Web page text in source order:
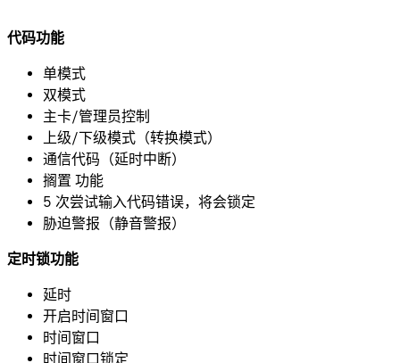
代码功能
单模式
双模式
主卡/管理员控制
上级/下级模式（转换模式）
通信代码（延时中断）
搁置 功能
5 次尝试输入代码错误，将会锁定
胁迫警报（静音警报）
定时锁功能
延时
开启时间窗口
时间窗口
时间窗口锁定